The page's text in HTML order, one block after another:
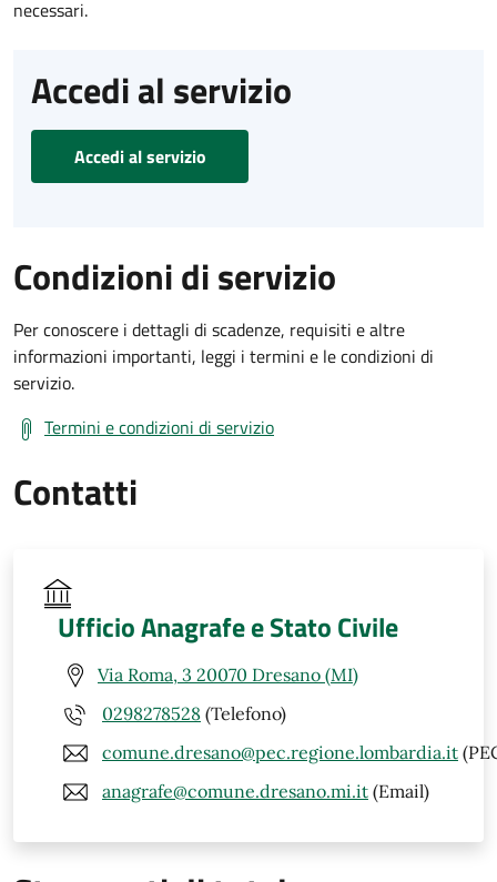
necessari.
Accedi al servizio
Accedi al servizio
Condizioni di servizio
Per conoscere i dettagli di scadenze, requisiti e altre
informazioni importanti, leggi i termini e le condizioni di
servizio.
Termini e condizioni di servizio
Contatti
Ufficio Anagrafe e Stato Civile
Via Roma, 3 20070 Dresano (MI)
0298278528 (Telefono)
comune.dresano@pec.regione.lombardia.it
anagrafe@comune.dresano.mi.it (Email)